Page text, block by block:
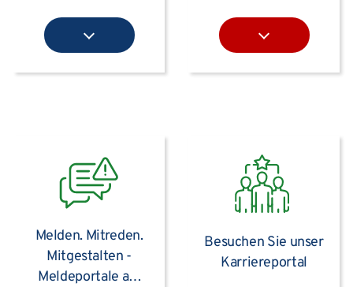
Melden. Mitreden.
Mitgestalten -
Meldeportale am
Besuchen Sie unser
Karriereportal